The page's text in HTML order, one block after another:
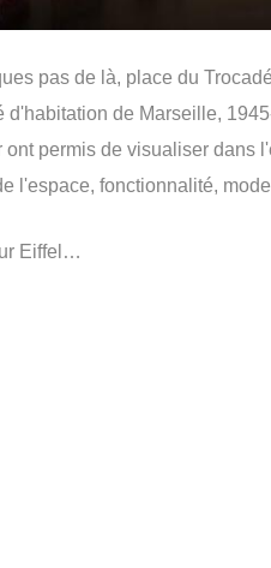
pas de là, place du
de Marseille,
permis de visualiser dans
l'espace, fonctionnalité,
Eiffel…